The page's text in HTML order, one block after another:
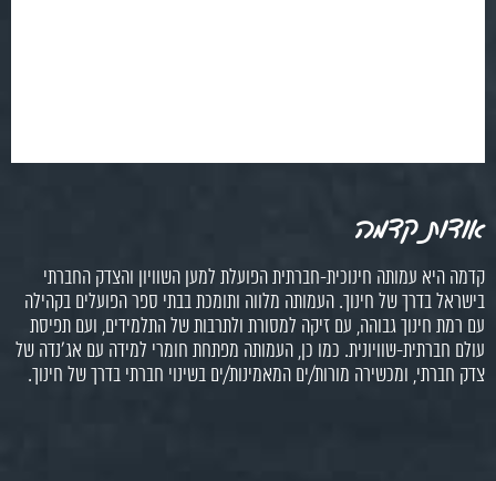
אודות קדמה
קדמה היא עמותה חינוכית-חברתית הפועלת למען השוויון והצדק החברתי
בישראל בדרך של חינוך. העמותה מלווה ותומכת בבתי ספר הפועלים בקהילה
עם רמת חינוך גבוהה, עם זיקה למסורת ולתרבות של התלמידים, ועם תפיסת
עולם חברתית-שוויונית. כמו כן, העמותה מפתחת חומרי למידה עם אג'נדה של
צדק חברתי, ומכשירה מורות/ים המאמינות/ים בשינוי חברתי בדרך של חינוך.